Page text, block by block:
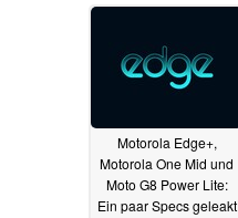
Motorola Edge+,
Motorola One Mid und
Moto G8 Power Lite:
Ein paar Specs geleakt